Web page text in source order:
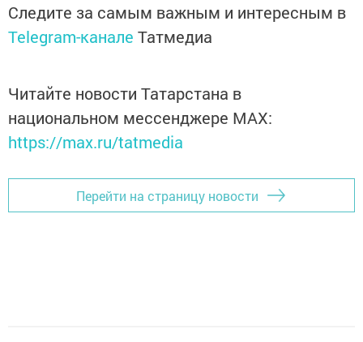
Следите за самым важным и интересным в
Telegram-канале Татмедиа
Читайте новости Татарстана в
национальном мессенджере MАХ:
https://max.ru/tatmedia
Перейти на страницу новости